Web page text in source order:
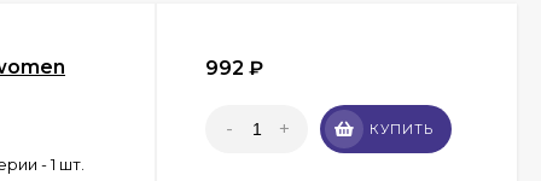
- 1 шт.
992 ₽
- + КУПИТЬ